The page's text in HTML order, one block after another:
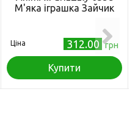
М'яка іграшка Зайчик
Ціна 312.00 грн
Купити